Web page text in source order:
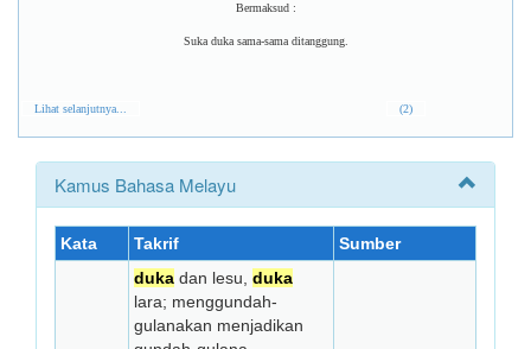
Bermaksud :
Suka duka sama-sama ditanggung.
Lihat selanjutnya... (2)
Kamus Bahasa Melayu
Kata Takrif
Sumber
duka dan lesu, duka
lara; menggundah-
gulanakan menjadikan